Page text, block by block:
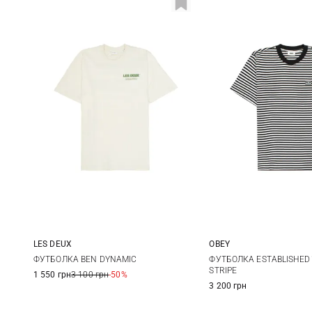
M L XL
LES DEUX
ФУТБОЛКА BEN DYNAMIC
1 550 грн3 100 грн-50%
S M
OBEY
ФУТБОЛКА ESTABLISHED
STRIPE
3 200 грн